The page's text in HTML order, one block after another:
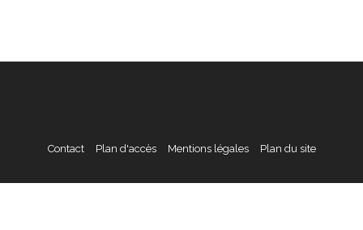
Contact Plan d'accès Mentions légales Plan du site